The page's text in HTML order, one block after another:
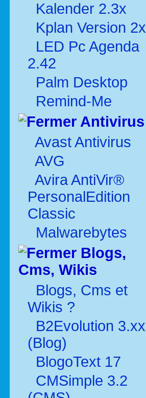
Kalender 2.3x
Kplan Version 2x
LED Pc Agenda
2.42
Palm Desktop
Remind-Me
Antivirus
Avast Antivirus
AVG
Avira AntiVir®
PersonalEdition
Classic
Malwarebytes
Blogs,
Cms, Wikis
Blogs, Cms et
Wikis ?
B2Evolution 3.xx
(Blog)
BlogoText 17
CMSimple 3.2